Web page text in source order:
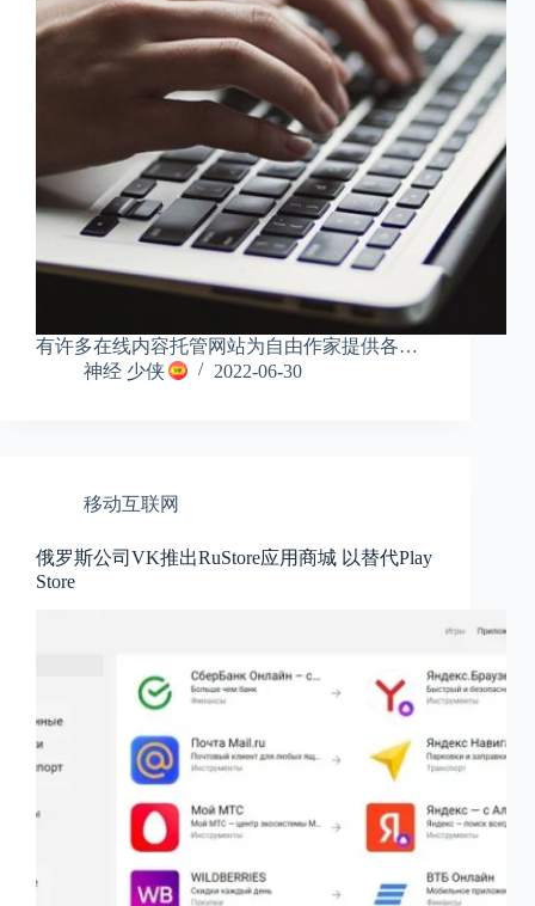
有许多在线内容托管网站为自由作家提供各…
神经 少侠
2022-06-30
移动互联网
俄罗斯公司VK推出RuStore应用商城 以替代Play
Store